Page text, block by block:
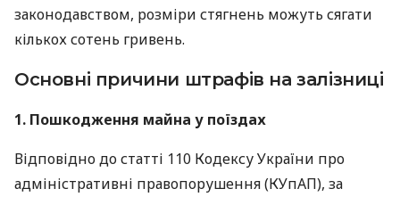
законодавством, розміри стягнень можуть сягати
кількох сотень гривень.
Основні причини штрафів на залізниці
1. Пошкодження майна у поїздах
Відповідно до статті 110 Кодексу України про
адміністративні правопорушення (КУпАП), за